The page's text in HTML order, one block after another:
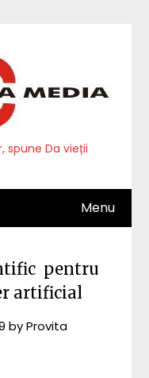
spune Da vieții
Menu
pentru
artificial
byProvita